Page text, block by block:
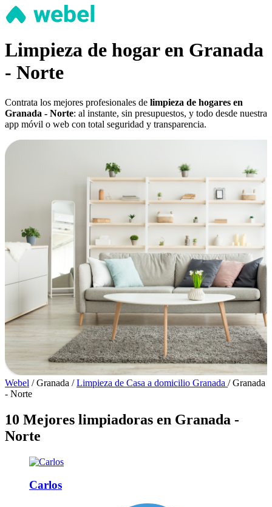
Limpieza de hogar en Granada
- Norte
Contrata los mejores profesionales de limpieza de hogares en
Granada - Norte: al instante, sin presupuestos, y todo desde nuestra
app móvil o web con total seguridad y transparencia.
Webel / Granada / Limpieza de Casa a domicilio Granada / Granada
- Norte
10 Mejores limpiadoras en Granada -
Norte
Carlos